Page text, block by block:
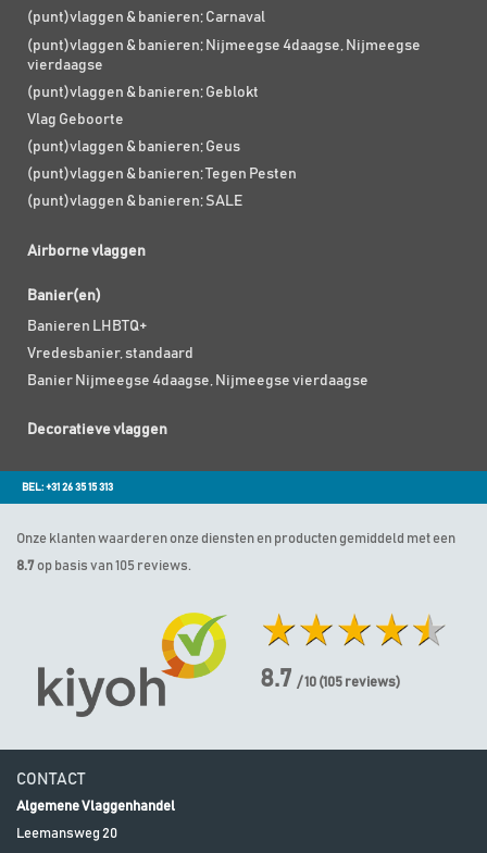
(punt)vlaggen & banieren; Carnaval
(punt)vlaggen & banieren; Nijmeegse 4daagse, Nijmeegse
vierdaagse
(punt)vlaggen & banieren; Geblokt
Vlag Geboorte
(punt)vlaggen & banieren; Geus
(punt)vlaggen & banieren; Tegen Pesten
(punt)vlaggen & banieren; SALE
Airborne vlaggen
Banier(en)
Banieren LHBTQ+
Vredesbanier, standaard
Banier Nijmeegse 4daagse, Nijmeegse vierdaagse
Decoratieve vlaggen
BEL: +31 26 35 15 313
Onze klanten waarderen onze diensten en producten gemiddeld met een
8.7 op basis van 105 reviews.
8.7 / 10 (105 reviews)
CONTACT
Algemene Vlaggenhandel
Leemansweg 20